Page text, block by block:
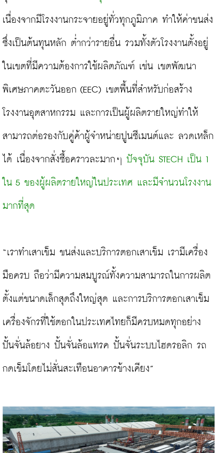
เนื่องจากมีโรงงานกระจายอยู่ทั่วทุกภูมิภาค ทำให้ค่าขนส่ง
ซึ่งเป็นต้นทุนหลัก ต่ำกว่ารายอื่น รวมทั้งตัวโรงงานตั้งอยู่
ในเขตที่มีความต้องการใช้ผลิตภัณฑ์ เช่น เขตพัฒนา
พิเศษภาคตะวันออก (EEC) เขตพื้นที่สำหรับก่อสร้าง
โรงงานอุตสาหกรรม และการเป็นผู้ผลิตรายใหญ่ทำให้
สามารถต่อรองกับคู่ค้าผู้จำหน่ายปูนซีเมนต์และ ลวดเหล็ก
ได้ เนื่องจากสั่งซื้อคราวละมากๆ ปัจจุบัน STECH เป็น 1
ใน 5 ของผู้ผลิตรายใหญ่ในประเทศ และมีจำนวนโรงงาน
มากที่สุด
“เราทำเสาเข็ม ขนส่งและบริการตอกเสาเข็ม เรามีเครื่อง
มือครบ ถือว่ามีความสมบูรณ์ทั้งความสามารถในการผลิต
ตั้งแต่ขนาดเล็กสุดถึงใหญ่สุด และการบริการตอกเสาเข็ม
เครื่องจักรที่ใช้ตอกในประเทศไทยก็มีครบหมดทุกอย่าง
ปั้นจั่นล้อยาง ปั้นจั่นล้อแทรค ปั้นจั่นระบบไฮดรอลิก รถ
กดเข็มโดยไม่สั่นสะเทือนอาคารข้างเคียง”